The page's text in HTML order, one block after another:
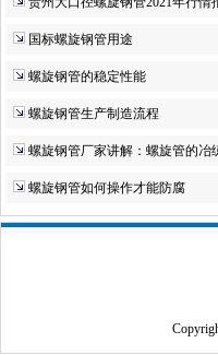
国标螺旋钢管用途
螺旋钢管的稳定性能
螺旋钢管生产制造流程
螺旋钢管厂家讲解：螺旋管的
螺旋钢管如何操作才能防腐